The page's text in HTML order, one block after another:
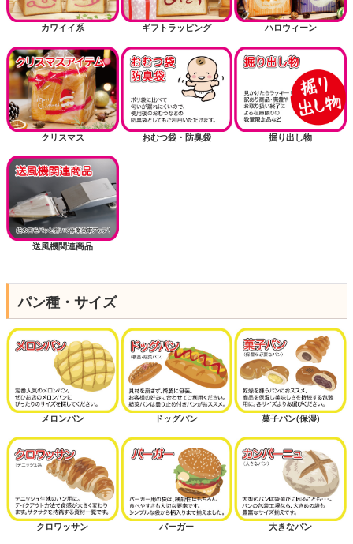
カワイイ系 ギフトラッピング ハロウィーン
クリスマス おむつ袋・防臭袋 掘り出し物
送風機関連商品
パン種・サイズ
メロンパン ドッグパン 菓子パン(保湿)
クロワッサン バーガー 大きなパン